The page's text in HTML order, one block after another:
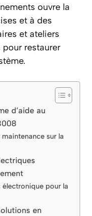
ouvre la
et à des
et ateliers
restaurer
d’aide au
sur la
pour la
en